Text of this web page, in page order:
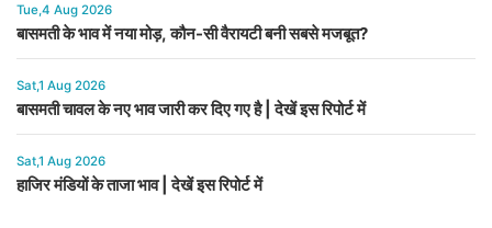
Tue,4 Aug 2026
बासमती के भाव में नया मोड़, कौन-सी वैरायटी बनी सबसे मजबूत?
Sat,1 Aug 2026
बासमती चावल के नए भाव जारी कर दिए गए है | देखें इस रिपोर्ट में
Sat,1 Aug 2026
हाजिर मंडियों के ताजा भाव | देखें इस रिपोर्ट में